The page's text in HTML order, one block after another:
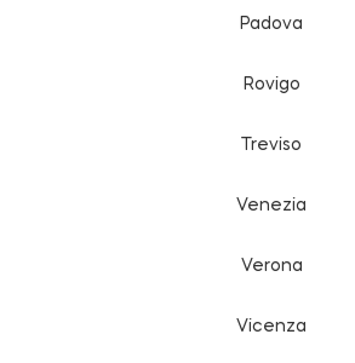
Padova
Rovigo
Treviso
Venezia
Verona
Vicenza